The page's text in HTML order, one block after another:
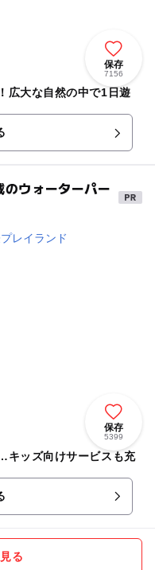
保存
7156
広大な自然の中で1日遊
ウォーターパー
保存
5399
キッズ向けサービスも充
る